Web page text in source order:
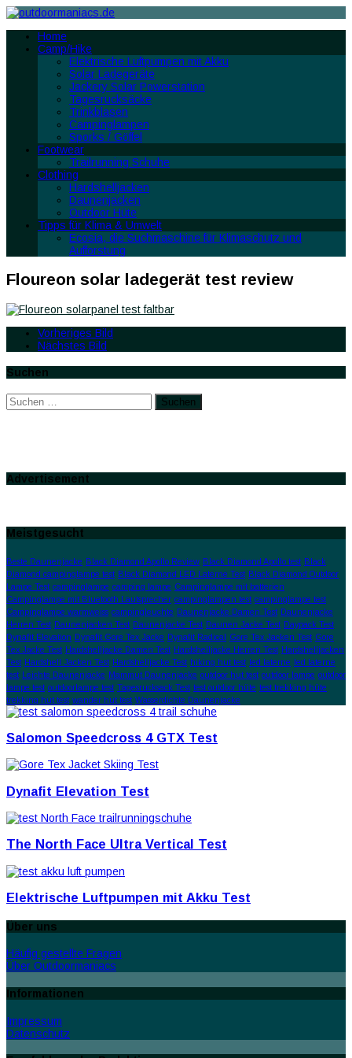
Home
Camp/Hike
Elektrische Luftpumpen mit Akku
Solar Ladegeräte
Jackery Solar Powerstation
Tagesrucksäcke
Trinkblasen
Campinglampen
Sporks / Göffel
Footwear
Trailrunning Schuhe
Clothing
Hardshelljacken
Daunenjacken
Outdoor Hüte
Tipps für Klima & Umwelt
Ecosia, die Suchmaschine für Klimaschutz und
Aufforstung
Floureon solar ladegerät test review
Vorheriges Bild
Nächstes Bild
Suchen
Suchen
nach:
Advertisement
Meistgesucht
Beste Daunenjacke Black Diamond Apollo Review Black Diamond Apollo test Black
Diamond campinglampe test Black Diamond LED Laterne Test Black Diamond Outdoor
Lampe Test campinglampe camping lampe Campinglampe mit batterien
Campinglampe mit Bluetooth Lautsprecher campinglampen test campinglampe test
Campinglampe warmweiss campingleuchte Daunenjacke Damen Test Daunenjacke
Herren Test Daunenjacken Test Daunenjacke Test Daunen Jacke Test Daypack Test
Dynafit Elevation Dynafit Gore Tex Jacke Dynafit Radical Gore Tex Jacken Test Gore
Tex Jacke Test Hardshelljacke Damen Test Hardshelljacke Herren Test Hardshelljacken
Test Hardshell Jacken Test Hardshelljacke Test hiking hut test led laterne led laterne
test Leichte Daunenjacke Mammut Daunenjacke outdoor hut test outdoor lampe outdoor
lampe test outdoorlampe test Tagesrucksack Test test outdoor hüte test trekking hüte
trekking hut test wander hut test Wasserdichte Daunenjacke
Salomon Speedcross 4 GTX Test
Dynafit Elevation Test
The North Face Ultra Vertical Test
Elektrische Luftpumpen mit Akku Test
Über uns
Häufig gestellte Fragen
Über Outdoormaniacs
Informationen
Impressum
Datenschutz